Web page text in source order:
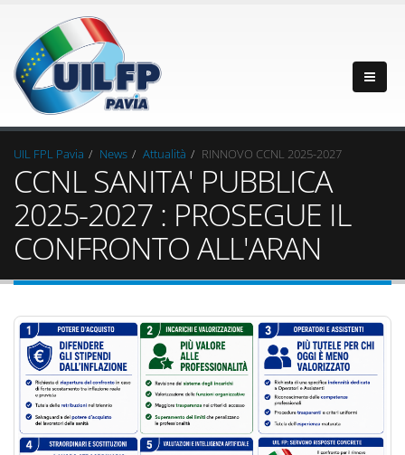
UIL FPL Pavia News Attualità RINNOVO CCNL 2025-2027
CCNL SANITA' PUBBLICA
2025-2027 : PROSEGUE IL
CONFRONTO ALL'ARAN